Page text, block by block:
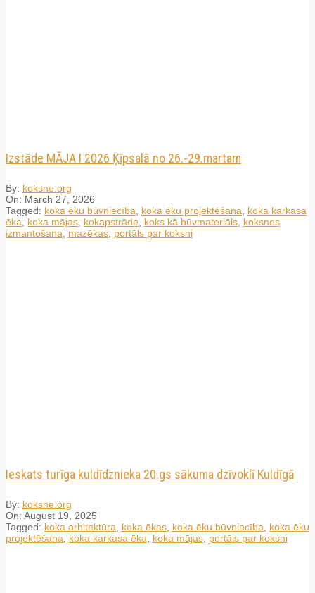
Izstāde MĀJA I 2026 Ķīpsalā no 26.-29.martam
By: koksne.org
On: March 27, 2026
Tagged: koka ēku būvniecība koka ēku projektēšana
koka karkasa
ēka
koka mājas kokapstrāde koks kā būvmateriāls koksnes
izmantošana
mazēkas portāls par koksni
Ieskats turīga kuldīdznieka 20.gs sākuma dzīvoklī Kuldīgā
By: koksne.org
On: August 19, 2025
Tagged: koka arhitektūra koka ēkas koka ēku būvniecība
koka ēku
projektēšana
koka karkasa ēka koka mājas portāls par koksni